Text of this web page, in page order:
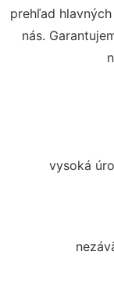
prehľad
nás.
vysoká